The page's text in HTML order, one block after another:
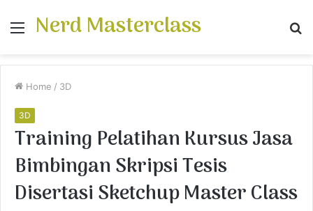
Menu
Nerd Masterclass
Home / 3D
3D
Training Pelatihan Kursus Jasa
Bimbingan Skripsi Tesis
Disertasi Sketchup Master Class